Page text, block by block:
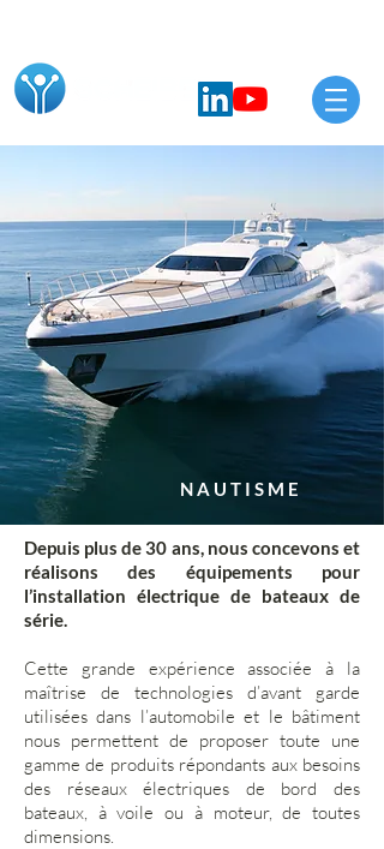
NAUTISME
Depuis plus de 30 ans, nous concevons et
réalisons des équipements pour
l’installation électrique de bateaux de
série.
Cette grande expérience associée à la
maîtrise de technologies d’avant garde
utilisées dans l’automobile et le bâtiment
nous permettent de proposer toute une
gamme de produits répondants aux besoins
des réseaux électriques de bord des
bateaux, à voile ou à moteur, de toutes
dimensions.